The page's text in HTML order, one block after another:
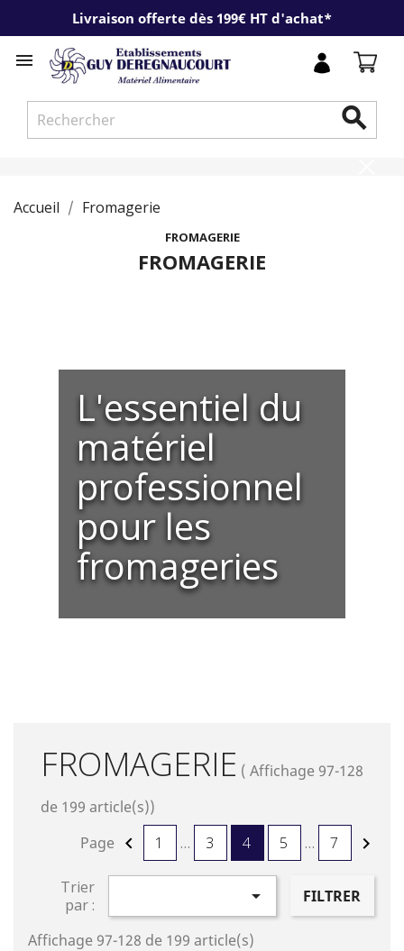
Livraison offerte dès 199€ HT d'achat*


Accueil Fromagerie
FROMAGERIE
FROMAGERIE
L'essentiel du
matériel
professionnel
pour les
fromageries
FROMAGERIE ( Affichage 97-128
de 199 article(s))
Page  1 … 3 4 5 … 7 
Trier
par :
 FILTRER
Affichage 97-128 de 199 article(s)